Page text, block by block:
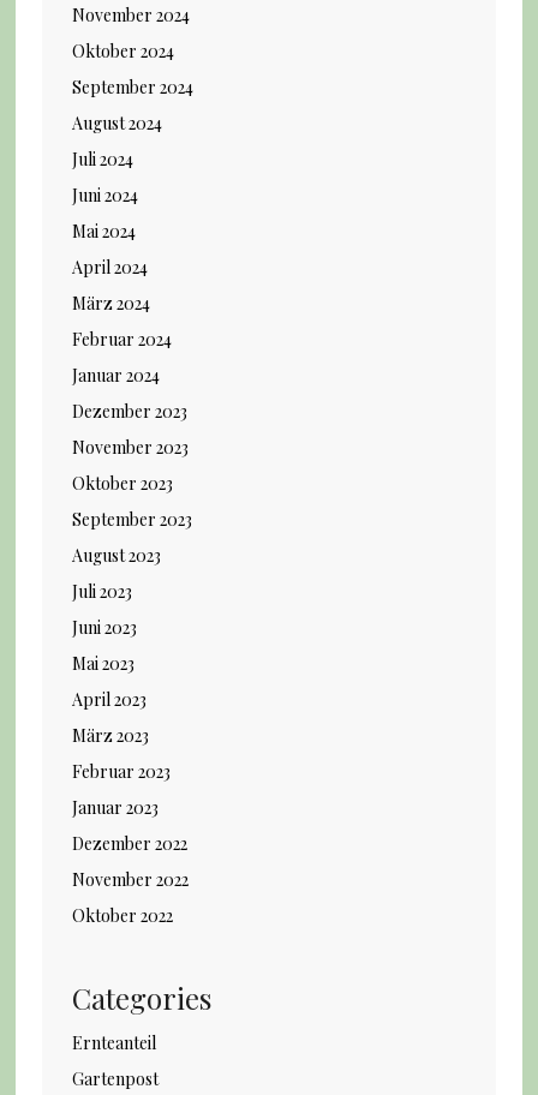
November 2024
Oktober 2024
September 2024
August 2024
Juli 2024
Juni 2024
Mai 2024
April 2024
März 2024
Februar 2024
Januar 2024
Dezember 2023
November 2023
Oktober 2023
September 2023
August 2023
Juli 2023
Juni 2023
Mai 2023
April 2023
März 2023
Februar 2023
Januar 2023
Dezember 2022
November 2022
Oktober 2022
Categories
Ernteanteil
Gartenpost